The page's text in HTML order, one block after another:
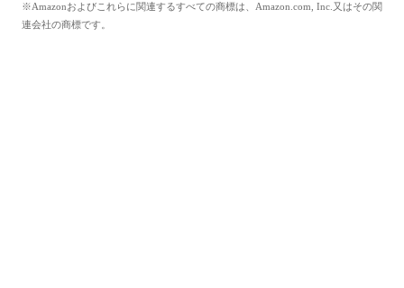
※Amazonおよびこれらに関連するすべての商標は、Amazon.com, Inc.又はその関
連会社の商標です。